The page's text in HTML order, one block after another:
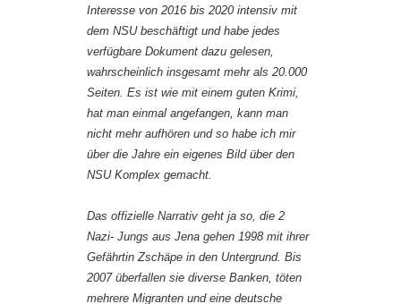
Interesse von 2016 bis 2020 intensiv mit
dem NSU beschäftigt und habe jedes
verfügbare Dokument dazu gelesen,
wahrscheinlich insgesamt mehr als 20.000
Seiten. Es ist wie mit einem guten Krimi,
hat man einmal angefangen, kann man
nicht mehr aufhören und so habe ich mir
über die Jahre ein eigenes Bild über den
NSU Komplex gemacht.
Das offizielle Narrativ geht ja so, die 2
Nazi- Jungs aus Jena gehen 1998 mit ihrer
Gefährtin Zschäpe in den Untergrund. Bis
2007 überfallen sie diverse Banken, töten
mehrere Migranten und eine deutsche